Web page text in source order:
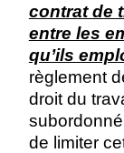
contrat de
entre les
qu’ils
règlement
droit du
de limiter